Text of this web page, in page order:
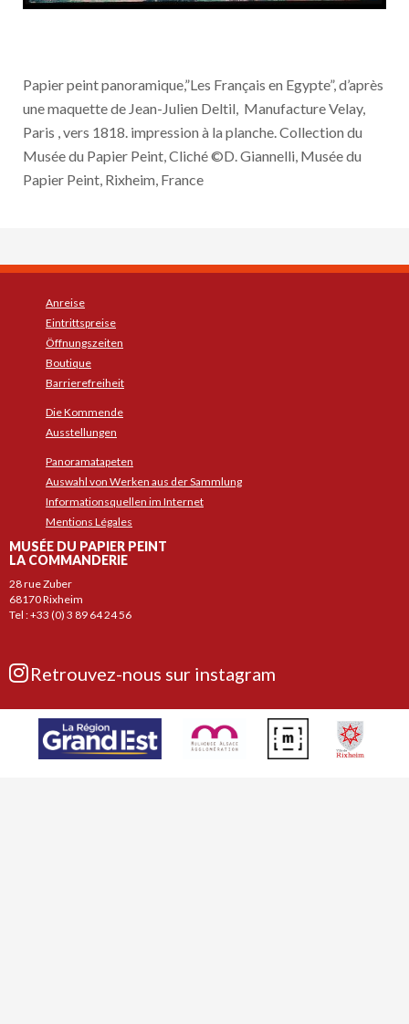
Papier peint panoramique,”Les Français en Egypte”, d’après
une maquette de Jean-Julien Deltil, Manufacture Velay,
Paris , vers 1818. impression à la planche. Collection du
Musée du Papier Peint, Cliché ©D. Giannelli, Musée du
Papier Peint, Rixheim, France
Anreise
Eintrittspreise
Öffnungszeiten
Boutique
Barrierefreiheit
Die Kommende
Ausstellungen
Panoramatapeten
Auswahl von Werken aus der Sammlung
Informationsquellen im Internet
Mentions Légales
MUSÉE DU PAPIER PEINT
LA COMMANDERIE
28 rue Zuber
68170 Rixheim
Tel : +33 (0) 3 89 64 24 56
Retrouvez-nous sur instagram